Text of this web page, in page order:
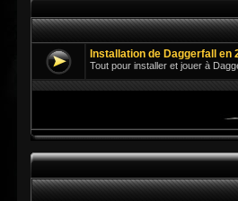
Installation de Daggerfall en
Tout pour installer et jouer à